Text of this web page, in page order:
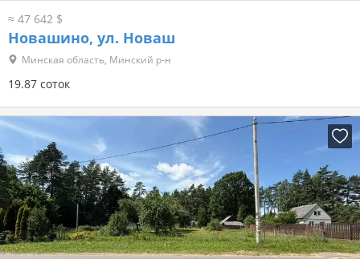
≈ 47 642 $
Новашино, ул. Новаш
Минская область, Минский р-н
19.87 соток